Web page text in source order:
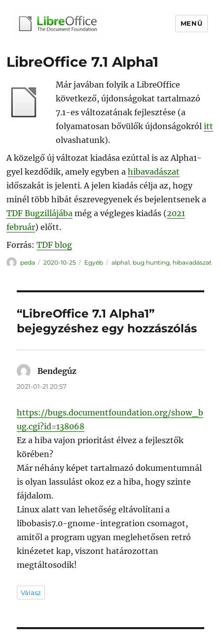
MENÜ
LibreOffice 7.1 Alpha1
Már javában folyik a LibreOffice
következő, újdonságokat tartalmazó
7.1-es változatának fejlesztése (a
folyamatosan bővülők újdonságokrólitt
olvashatunk).
A közelgő új változat kiadása ezúttal is az Alpha1-
gyel kezdődik, amely egyben ahibavadászat
időszakát is jelenti. A jelen kiadás célja az, hogy
minél több hibát észrevegyenek és bejelentsenek a
TDF Bugzillájába még a végleges kiadás (2021
február) előtt.
Forrás:TDF blog
Szerző
peda Közzétéve
2020-10-25 Kategória
Egyéb Címke
alpha1, bug hunting, hibavadászat
“LibreOffice 7.1 Alpha1”
bejegyzéshez egy hozzászólás
Bendegúz
2021-01-21 20:57
https://bugs.documentfoundation.org/show_b
ug.cgi?id=138068
Ez a hiba vajon prioritást élvez a fejlesztők
körében?
Már néhány képet tartalmazó dokumentumnál
is olyan lassulást okoz ez a hiba, hogy szinte
fájdalom.
Linux alatt van lehetőség eltávolítani a
libobasis7.0-gnome-integration csomagot,
amitől a program ugyan meglehetősen retró
kinézetet kap, viszont határozottan
megtáltosodik!
Válasz